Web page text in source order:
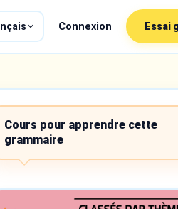
Connexion Essai
Cours pour apprendre cette
grammaire